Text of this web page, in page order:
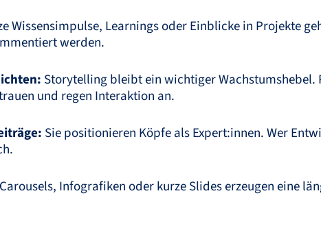
Wissensimpulse, Learnings oder Einblicke in Projekte
werden.
Storytelling bleibt ein wichtiger Wachstumshebel.
und regen Interaktion an.
Sie positionieren Köpfe als Expert:innen. Wer
Carousels, Infografiken oder kurze Slides erzeugen eine